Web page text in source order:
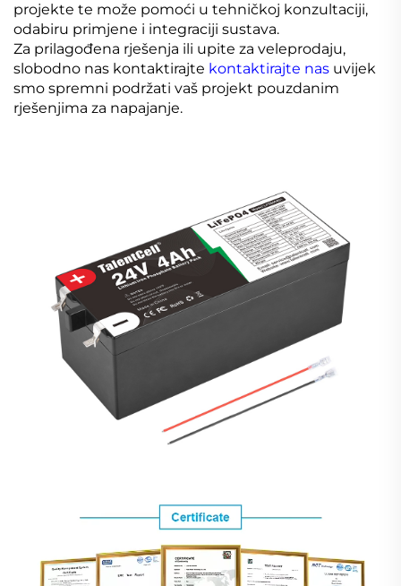
projekte te može pomoći u tehničkoj konzultaciji,
odabiru primjene i integraciji sustava.
Za prilagođena rješenja ili upite za veleprodaju,
slobodno nas kontaktirajte kontaktirajte nas uvijek
smo spremni podržati vaš projekt pouzdanim
rješenjima za napajanje.